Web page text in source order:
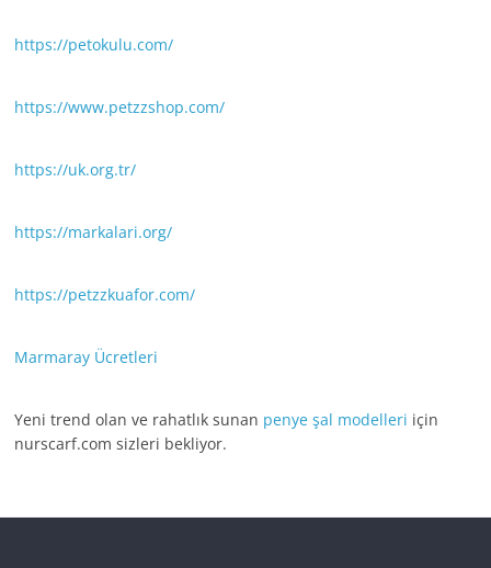
https://petokulu.com/
https://www.petzzshop.com/
https://uk.org.tr/
https://markalari.org/
https://petzzkuafor.com/
Marmaray Ücretleri
Yeni trend olan ve rahatlık sunan penye şal modelleri için
nurscarf.com sizleri bekliyor.